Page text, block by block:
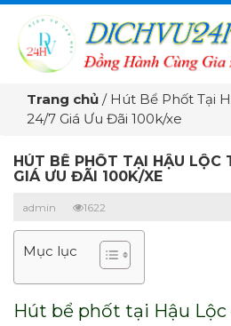
Trang chủ / Hút Bể Phốt Tại
24/7 Giá Ưu Đãi 100k/xe
HÚT BỂ PHỐT TẠI HẬU LỘC
GIÁ ƯU ĐÃI 100K/XE
admin 1622
Mục lục
Hút bể phốt tại Hậu Lộc